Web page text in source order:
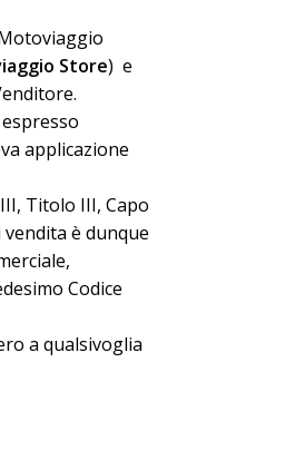
Store) e
applicazione
Titolo III, Capo
vendita è dunque
Codice
a qualsivoglia